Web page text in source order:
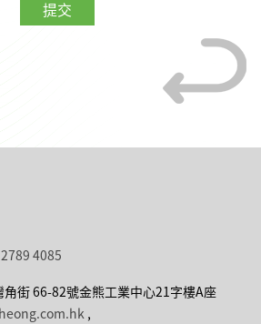
4085
街 66-82號金熊工業中心21字樓A座
,